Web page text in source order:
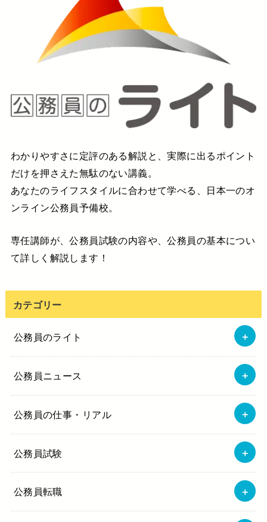
わかりやすさに定評のある解説と、実際に出るポイント
だけを押さえた無駄のない講義。
あなたのライフスタイルに合わせて学べる、日本一のオ
ンライン公務員予備校。
専任講師が、公務員試験の内容や、公務員の基本につい
て詳しく解説します！
カテゴリー
公務員のライト
公務員ニュース
公務員の仕事・リアル
公務員試験
公務員転職